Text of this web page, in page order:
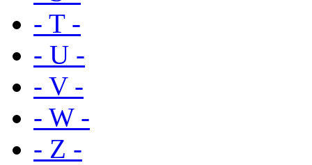
- T -
- U -
- V -
- W -
- Z -